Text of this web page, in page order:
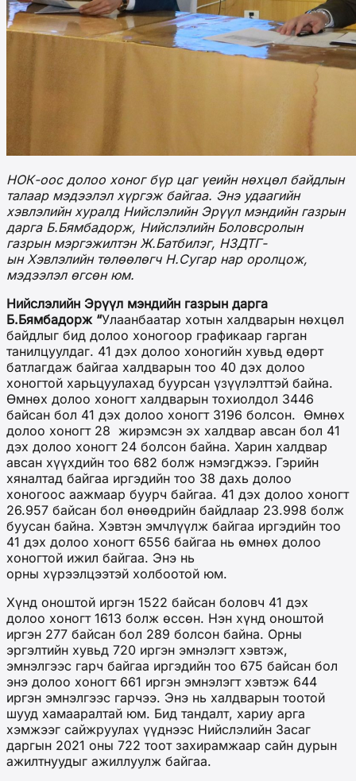
НОК-оос долоо хоног бүр цаг үеийн нөхцөл байдлын
талаар мэдээлэл хүргэж байгаа. Энэ удаагийн
хэвлэлийн хуралд Нийслэлийн Эрүүл мэндийн газрын
дарга Б.Бямбадорж, Нийслэлийн Боловсролын
газрын мэргэжилтэн Ж.Батбилэг, НЗДТГ-
ын Хэвлэлийн төлөөлөгч Н.Сугар нар оролцож,
мэдээлэл өгсөн юм.
Нийслэлийн Эрүүл мэндийн газрын дарга
Б.Бямбадорж “Улаанбаатар хотын халдварын нөхцөл
байдлыг бид долоо хоногоор графикаар гарган
танилцуулдаг. 41 дэх долоо хоногийн хувьд өдөрт
батлагдаж байгаа халдварын тоо 40 дэх долоо
хоногтой харьцуулахад буурсан үзүүлэлттэй байна.
Өмнөх долоо хоногт халдварын тохиолдол 3446
байсан бол 41 дэх долоо хоногт 3196 болсон. Өмнөх
долоо хоногт 28 жирэмсэн эх халдвар авсан бол 41
дэх долоо хоногт 24 болсон байна. Харин халдвар
авсан хүүхдийн тоо 682 болж нэмэгджээ. Гэрийн
хяналтад байгаа иргэдийн тоо 38 дахь долоо
хоногоос аажмаар буурч байгаа. 41 дэх долоо хоногт
26.957 байсан бол өнөөдрийн байдлаар 23.998 болж
буусан байна. Хэвтэн эмчлүүлж байгаа иргэдийн тоо
41 дэх долоо хоногт 6556 байгаа нь өмнөх долоо
хоногтой ижил байгаа. Энэ нь
орны хүрээлцээтэй холбоотой юм.
Хүнд оноштой иргэн 1522 байсан боловч 41 дэх
долоо хоногт 1613 болж өссөн. Нэн хүнд оноштой
иргэн 277 байсан бол 289 болсон байна. Орны
эргэлтийн хувьд 720 иргэн эмнэлэгт хэвтэж,
эмнэлгээс гарч байгаа иргэдийн тоо 675 байсан бол
энэ долоо хоногт 661 иргэн эмнэлэгт хэвтэж 644
иргэн эмнэлгээс гарчээ. Энэ нь халдварын тоотой
шууд хамааралтай юм. Бид тандалт, хариу арга
хэмжээг сайжруулах үүднээс Нийслэлийн Засаг
даргын 2021 оны 722 тоот захирамжаар сайн дурын
ажилтнуудыг ажиллуулж байгаа.